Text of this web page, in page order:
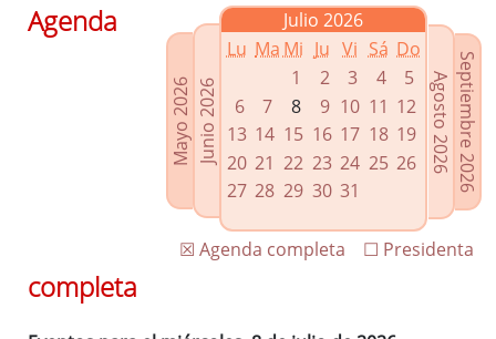
Grupos Políticos
Enlaces relacionados
Agenda de Presidencia
Plenos provinciales y Juntas de gobierno
Oficina de Proyectos Europeos
Mayo 2026Junio 2026
Julio 2026
Lu Ma Mi Ju Vi Sá Do
1
2 3 4
5
6
7 8 9 10 11 12
13 14 15 16 17 18 19
20 21 22 23 24 25 26
27 28 29 30 31 Septiembre 2026
Agosto 2026
☐ Presidenta
☒ Agenda completa
Agenda
completa